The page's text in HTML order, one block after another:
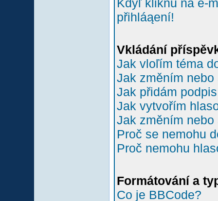
Kdyľ kliknu na e-
přihláąení!
Vkládání
Jak vloľím téma
Jak změním
Jak přidám
Jak vytvořím
Jak změním
Proč se nemohu
Proč nemohu
Formátování a
Co je BBCode?